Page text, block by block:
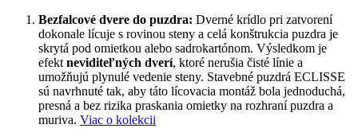
Bezfalcové dvere do puzdra: Dverné krídlo pri zatvorení
dokonale lícuje s rovinou steny a celá konštrukcia puzdra je
skrytá pod omietkou alebo sadrokartónom. Výsledkom je
efekt neviditeľných dverí, ktoré nerušia čisté línie a
umožňujú plynulé vedenie steny. Stavebné puzdrá ECLISSE
sú navrhnuté tak, aby táto lícovacia montáž bola jednoduchá,
presná a bez rizika praskania omietky na rozhraní puzdra a
muriva. Viac o kolekcii